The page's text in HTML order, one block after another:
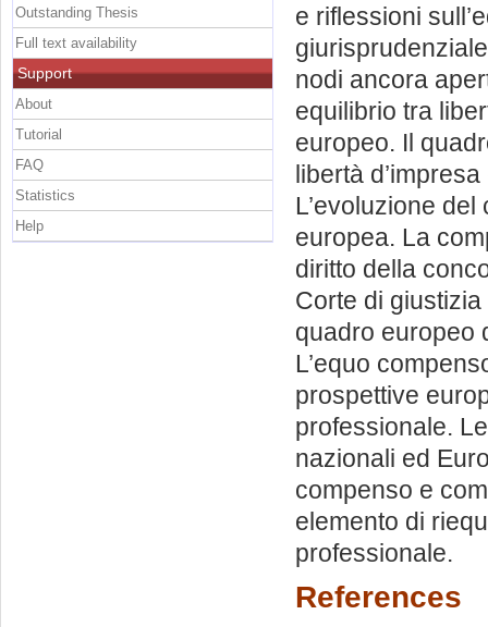
e riflessioni
nodi ancora
equilibrio tra
europeo. Il
libertà
L’evoluzione del
europea. La
diritto della
Corte di
quadro europeo
L’equo
prospettive
professionale.
nazionali ed
compenso e
elemento di
professionale.
References
Outstanding Thesis
Full text availability
Support
About
Tutorial
FAQ
Statistics
Help